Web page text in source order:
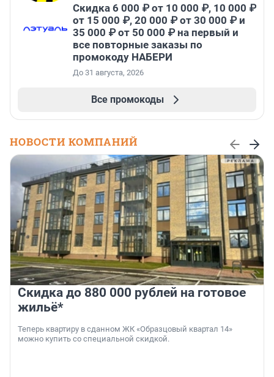
Скидка 6 000 ₽ от 10 000 ₽, 10 000 ₽
от 15 000 ₽, 20 000 ₽ от 30 000 ₽ и
35 000 ₽ от 50 000 ₽ на первый и
все повторные заказы по
промокоду НАБЕРИ
До 31 августа, 2026
Все промокоды
НОВОСТИ КОМПАНИЙ
Скидка до 880 000 рублей на готовое
жильё*
Теперь квартиру в сданном ЖК «Образцовый квартал 14»
можно купить со специальной скидкой.